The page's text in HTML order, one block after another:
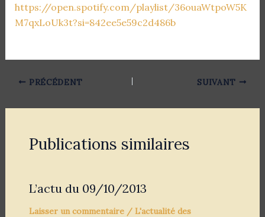
https://open.spotify.com/playlist/36ouaWtpoW5K
M7qxLoUk3t?si=842ee5e59c2d486b
PRÉCÉDENT SUIVANT
Publications similaires
L’actu du 09/10/2013
Laisser un commentaire / L'actualité des